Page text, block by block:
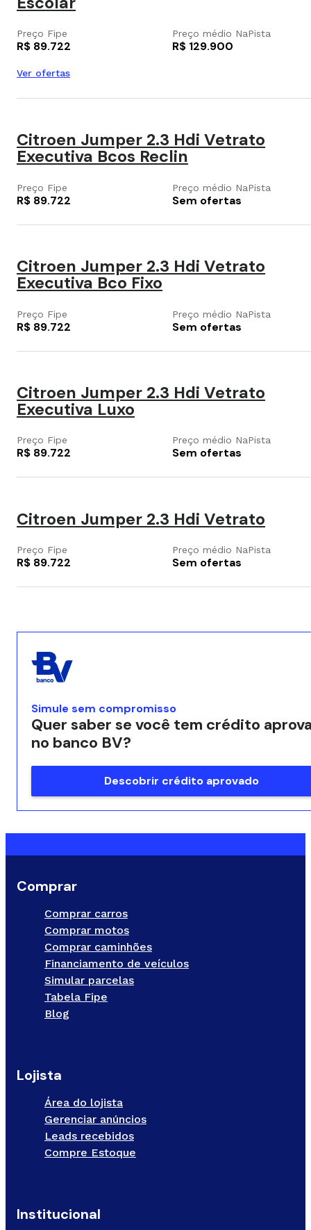
Preço Fipe
R$ 89.722
Preço médio NaPista
R$ 129.900
Ver ofertas
Citroen Jumper 2.3 Hdi Vetrato
Executiva Bcos Reclin
Preço Fipe
R$ 89.722
Preço médio NaPista
Sem ofertas
Citroen Jumper 2.3 Hdi Vetrato
Executiva Bco Fixo
Preço Fipe
R$ 89.722
Preço médio NaPista
Sem ofertas
Citroen Jumper 2.3 Hdi Vetrato
Executiva Luxo
Preço Fipe
R$ 89.722
Preço médio NaPista
Sem ofertas
Citroen Jumper 2.3 Hdi Vetrato
Preço Fipe
R$ 89.722
Preço médio NaPista
Sem ofertas
Simule sem compromisso
Quer saber se você tem crédito
no banco BV?
Descobrir crédito aprovado
Comprar
Comprar carros
Comprar motos
Comprar caminhões
Financiamento de veículos
Simular parcelas
Tabela Fipe
Blog
Lojista
Área do lojista
Gerenciar anúncios
Leads recebidos
Compre Estoque
Institucional